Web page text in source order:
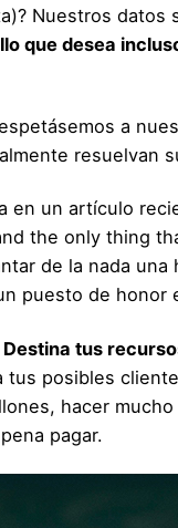
Nuestros
que desea
a
resuelvan
en un artículo
the only thing
de la nada
puesto de
Destina tus
tus posibles
hacer
pagar.